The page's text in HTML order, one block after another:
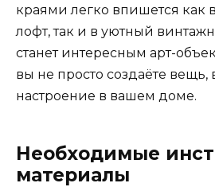
краями легко впишется как
лофт, так и в уютный
станет интересным арт-
вы не просто создаёте вещь,
настроение в вашем доме.
Необходимые
материалы